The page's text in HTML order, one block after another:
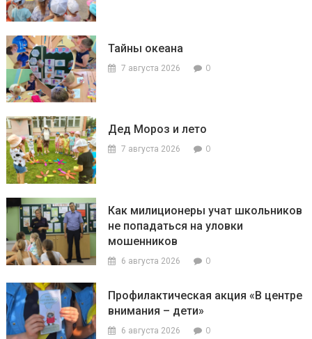
Тайны океана
7 августа 2026 0
Дед Мороз и лето
7 августа 2026 0
Как милиционеры учат школьников
не попадаться на уловки
мошенников
6 августа 2026 0
Профилактическая акция «В центре
внимания – дети»
6 августа 2026 0